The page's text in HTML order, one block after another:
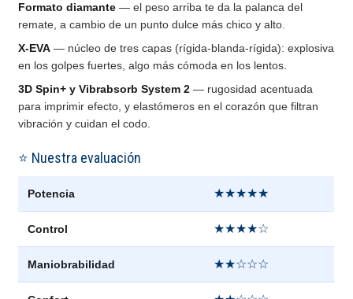
Formato diamante — el peso arriba te da la palanca del
remate, a cambio de un punto dulce más chico y alto.
X-EVA — núcleo de tres capas (rígida-blanda-rígida): explosiva
en los golpes fuertes, algo más cómoda en los lentos.
3D Spin+ y Vibrabsorb System 2 — rugosidad acentuada
para imprimir efecto, y elastómeros en el corazón que filtran
vibración y cuidan el codo.
⭐ Nuestra evaluación
Potencia ★★★★★
Control ★★★★☆
Maniobrabilidad ★★☆☆☆